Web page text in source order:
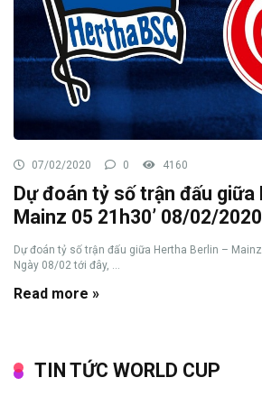
07/02/2020 0 4160
Dự đoán tỷ số trận đấu giữa
Mainz 05 21h30’ 08/02/2020
Dự đoán tỷ số trận đấu giữa Hertha Berlin –
Ngày 08/02 tới đây, ...
Read more »
TIN TỨC WORLD CUP